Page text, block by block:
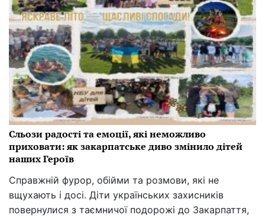
Сльози радості та емоції, які неможливо
приховати: як закарпатське диво змінило дітей
наших Героїв
Справжній фурор, обійми та розмови, які не
вщухають і досі. Діти українських захисників
повернулися з таємничої подорожі до Закарпаття,